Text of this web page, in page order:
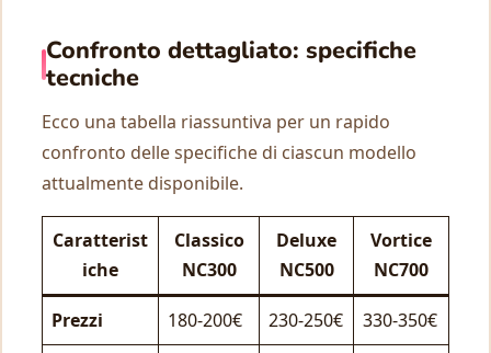
Confronto dettagliato: specifiche
tecniche
Ecco una tabella riassuntiva per un rapido
confronto delle specifiche di ciascun modello
attualmente disponibile.
Caratterist
iche
Classico
NC300
Deluxe
NC500
Vortice
NC700
Prezzi 180-200€ 230-250€
330-350€